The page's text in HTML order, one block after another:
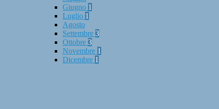
Giugno 1
Luglio 1
Agosto
Settembre 3
Ottobre 3
Novembre 1
Dicembre 1